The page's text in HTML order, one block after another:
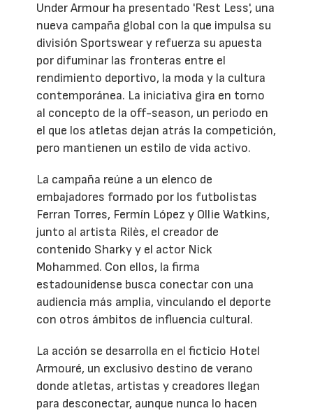
Under Armour ha presentado 'Rest Less', una
nueva campaña global con la que impulsa su
división Sportswear y refuerza su apuesta
por difuminar las fronteras entre el
rendimiento deportivo, la moda y la cultura
contemporánea. La iniciativa gira en torno
al concepto de la off-season, un periodo en
el que los atletas dejan atrás la competición,
pero mantienen un estilo de vida activo.
La campaña reúne a un elenco de
embajadores formado por los futbolistas
Ferran Torres, Fermín López y Ollie Watkins,
junto al artista Rilès, el creador de
contenido Sharky y el actor Nick
Mohammed. Con ellos, la firma
estadounidense busca conectar con una
audiencia más amplia, vinculando el deporte
con otros ámbitos de influencia cultural.
La acción se desarrolla en el ficticio Hotel
Armouré, un exclusivo destino de verano
donde atletas, artistas y creadores llegan
para desconectar, aunque nunca lo hacen